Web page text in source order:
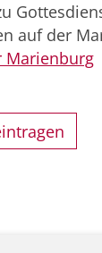
auf der
Marienburg